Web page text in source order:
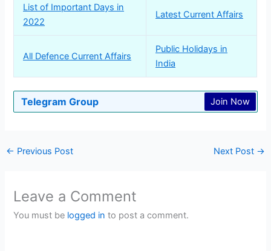
List of Important Days in
2022
Latest Current Affairs
All Defence Current Affairs
Public Holidays in
India
Telegram Group Join Now
← Previous Post Next Post →
Leave a Comment
You must be logged in to post a comment.